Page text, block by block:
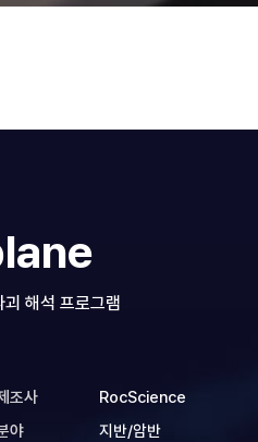
해석 프로그램
조사
RocScience
야
지반/암반